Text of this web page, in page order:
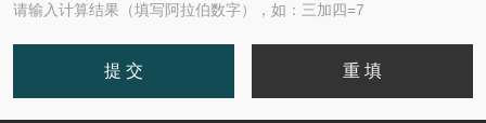
请输入计算结果（填写阿拉伯数字），如：三加四=7